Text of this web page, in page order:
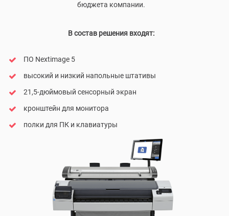
бюджета компании.
В состав решения входят:
ПО Nextimage 5
высокий и низкий напольные штативы
21,5-дюймовый сенсорный экран
кронштейн для монитора
полки для ПК и клавиатуры